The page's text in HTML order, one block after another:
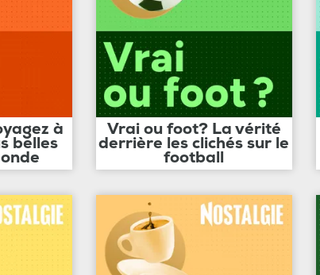
à
belles
Vrai ou foot? La vérité
derrière les clichés sur le
football